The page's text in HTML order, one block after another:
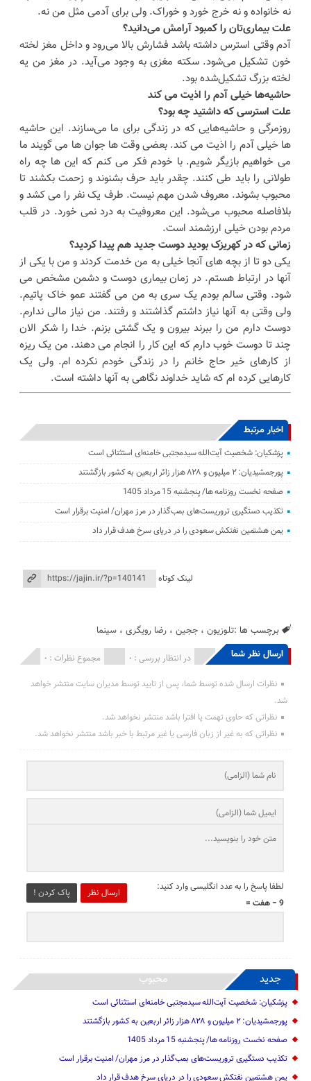
نه خانواده و نه خرج خورد و خوراک. ولی برای آدمی مثل من نه.
علت بیماری‌تان را کمبود آرامش می‌دانید؟
آدم وقتی استرس داشته باشد فشارش بالا می‌رود و داخل مغز لخته
خون تشکیل می‌شود. سکته مغزی به وجود می‌آید. در مغز من یه
لخته بزرگ تشکیل‌شده بود.
حاشیه‌ها خیلی آدم را اذیت می کند
علت استرسی که داشتید چه بود؟
روزمرگی و حاشیه‌هایی که در زندگی برای ما می‌سازند. این حاشیه
ها خیلی آدم را اذیت می کند. بعضی وقت ها جوان ها می گویند ما
می خواهیم بازیگر شویم. با خودم فکر می کنم که این ها چه راه
طولانی را باید طی کنند. چقدر باید حرف بشنوند و زحمت بکشند تا
محبوب بشوند. معروف شدن مهم نیست. طرف یک نفر را می کشد و
بلافاصله محبوب می‌شود. این معروفیت به درد نمی خورد. در قلب
مردم بودن خیلی ارزشمند است.
زمانی که در کهریزک بودید دوست جدید هم پیدا کردید؟
یکی دو تا از بچه های آنجا خیلی به من خدمت کردند و من با یکی از
آنها در ارتباط هستم. در زمان بیماری دوست و دشمن مشخص می
شود. وقتی سالم بودم یک سری به من می گفتند عمو خاک پاتیم.
ولی وقتی به آنها نیاز داشتم گذاشتند و رفتند. من نیاز مالی ندارم.
دوست دارم من را ببرند بیرون و یک گشتی بزنم. خدا را شکر الان
چند تا دوست خوب دارم که این کار را انجام می دهند. من یک ریزه
از کارهای خیر حاج خانم را در زندگی خودم نکرده ام. ولی یک
کارهایی کرده ام که شاید خداوند نگاهی به آنها داشته است.
اخبار مرتبط
پزشکیان: شخصیت آیت‌الله سیدمجتبی خامنه‌ای استثنائی است
پورجمشیدیان: ۲ میلیون و ۸۲۸ هزار زائر اربعین به کشور بازگشتند
صفحه نخست روزنامه ها/ پنجشنبه 15 مرداد 1405
تکذیب دستگیری تروریست‌های بمب‌گذار در مرز مهران/ امنیت برقرار است
یمن هشتمین نفتکش سعودی را در دریای سرخ هدف قرار داد
لینک کوتاه
برچسب ها :تلوزیون ،ججین ،رضا رویگری ،سینما
ارسال نظر شما مجموع نظرات : 0 در انتظار بررسی : 0 انتشار یافته : 0
نظرات ارسال شده توسط شما، پس از تایید توسط مدیران سایت منتشر خواهد
شد.
نظراتی که حاوی تهمت یا افترا باشد منتشر نخواهد شد.
نظراتی که به غیر از زبان فارسی یا غیر مرتبط با خبر باشد منتشر نخواهد شد.
ارسال نظر پاک کردن !
لطفا پاسخ را به عدد انگلیسی وارد کنید:
9 − هفت =
جدید محبوب
پزشکیان: شخصیت آیت‌الله سیدمجتبی خامنه‌ای استثنائی است
پورجمشیدیان: ۲ میلیون و ۸۲۸ هزار زائر اربعین به کشور بازگشتند
صفحه نخست روزنامه ها/ پنجشنبه 15 مرداد 1405
تکذیب دستگیری تروریست‌های بمب‌گذار در مرز مهران/ امنیت برقرار است
یمن هشتمین نفتکش سعودی را در دریای سرخ هدف قرار داد